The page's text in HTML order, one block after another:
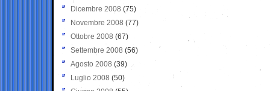
Dicembre 2008 (75)
Novembre 2008 (77)
Ottobre 2008 (67)
Settembre 2008 (56)
Agosto 2008 (39)
Luglio 2008 (50)